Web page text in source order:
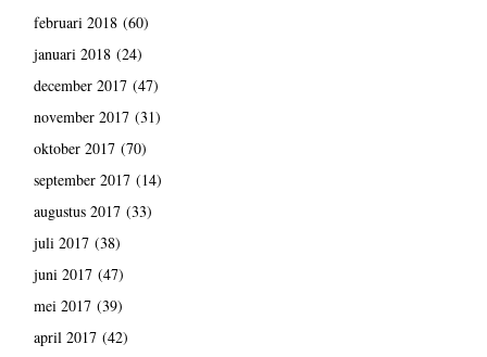
februari 2018(60)
januari 2018(24)
december 2017(47)
november 2017(31)
oktober 2017(70)
september 2017(14)
augustus 2017(33)
juli 2017(38)
juni 2017(47)
mei 2017(39)
april 2017(42)